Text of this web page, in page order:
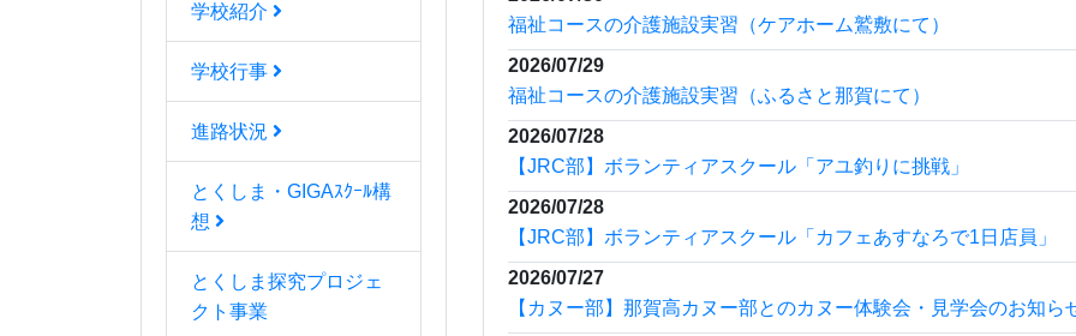
学校紹介
学校行事
進路状況
とくしま・GIGAｽｸｰﾙ構
想
とくしま探究プロジェ
クト事業
2026/07/23
【ゆずの会（人権問題研究部）】第１回南部ブロック生徒部会に
2026/07/17
2026/07/17
2026/07/17